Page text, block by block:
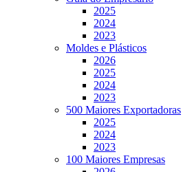
2025
2024
2023
Moldes e Plásticos
2026
2025
2024
2023
500 Maiores Exportadoras
2025
2024
2023
100 Maiores Empresas